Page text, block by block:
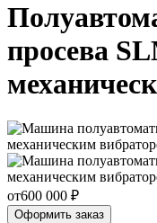
просева
от600 000 ₽
Оформить заказ